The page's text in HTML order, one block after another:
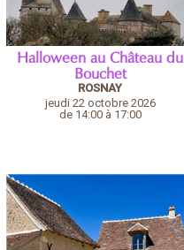
Halloween au Château du
Bouchet
ROSNAY
jeudi 22 octobre 2026
de 14:00 à 17:00